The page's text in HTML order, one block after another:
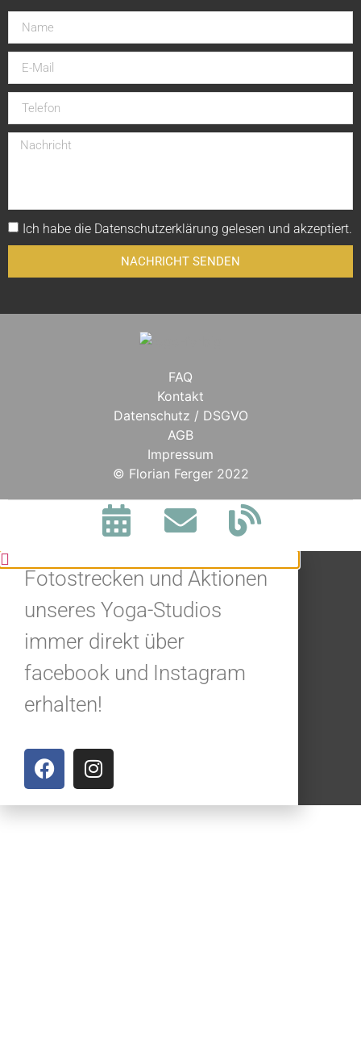
Ich habe die Datenschutzerklärung gelesen und akzeptiert.
NACHRICHT SENDEN
FAQ
Kontakt
Datenschutz / DSGVO
AGB
Impressum
© Florian Ferger 2022
BLEIBE IN
VERBINDUNG.
Fotostrecken und Aktionen
unseres Yoga-Studios
immer direkt über
facebook und Instagram
erhalten!